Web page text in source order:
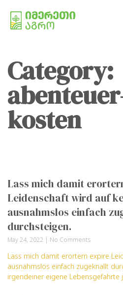
Category:
kosten
Lass mich damit
Leidenschaft wird auf
ausnahmslos einfach
durchsteigen.
May 24, 2022 No Comments
Lass mich damit erortern expire
ausnahmslos einfach zugeknallt
irgendeiner eigene Lebensgefahrte